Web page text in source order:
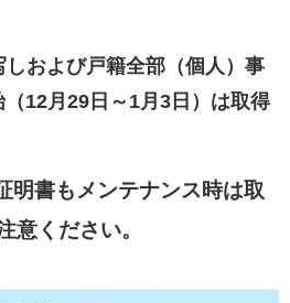
および戸籍全部（個人）事
12月29日～1月3日）は取得
書もメンテナンス時は取
意ください。